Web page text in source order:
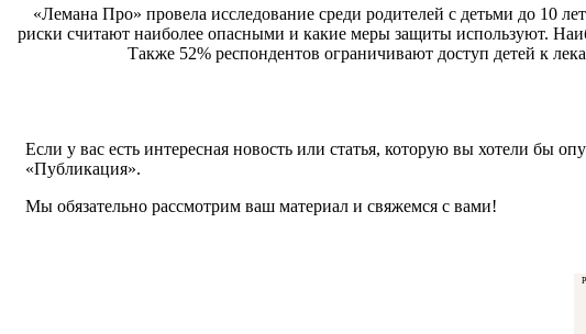
«Лемана Про» провела исследование среди родителей с детьми до 10
риски считают наиболее опасными и какие меры защиты используют.
Также 52% респондентов ограничивают доступ детей к
Если у вас есть интересная новость или статья, которую вы хотели бы
«Публикация».
Мы обязательно рассмотрим ваш материал и свяжемся с вами!